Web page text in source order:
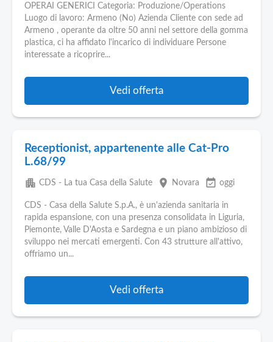
OPERAI GENERICI Categoria: Produzione/Operations
Luogo di lavoro: Armeno (No) Azienda Cliente con sede ad
Armeno , operante da oltre 50 anni nel settore della gomma
plastica, ci ha affidato l'incarico di individuare Persone
interessate a ricoprire...
Vedi offerta
Receptionist, appartenente alle Cat-Pro
L.68/99
apartment CDS - La tua Casa della Salute place Novara event_available oggi
CDS - Casa della Salute S.p.A., è un'azienda sanitaria in
rapida espansione, con una presenza consolidata in Liguria,
Piemonte, Valle D'Aosta e Sardegna e un piano ambizioso di
sviluppo nei mercati emergenti. Con 43 strutture all'attivo,
offriamo un...
Vedi offerta